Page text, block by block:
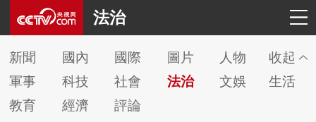
法治
新聞 國內 國際 圖片 人物
收起
軍事
科技 社會 法治 文娛
生活
教育
經濟 評論